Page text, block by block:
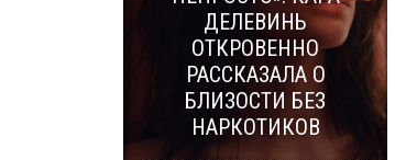
ДЕЛЕВИНЬ
ОТКРОВЕННО
РАССКАЗАЛА О
БЛИЗОСТИ БЕЗ
НАРКОТИКОВ